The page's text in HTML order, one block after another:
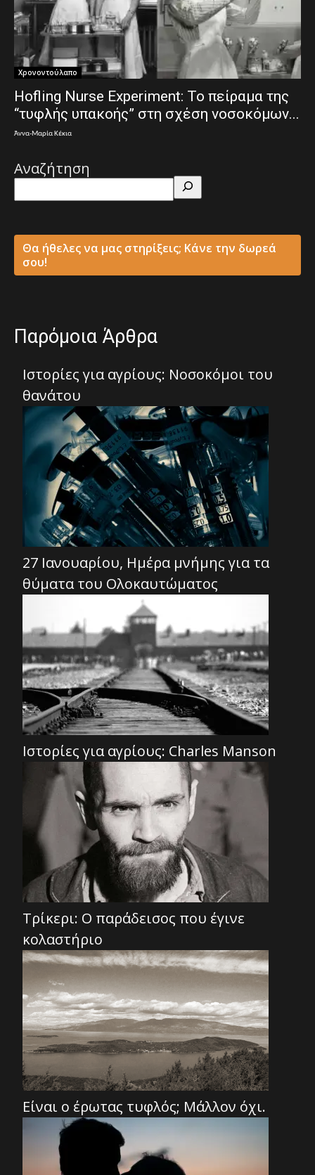
Χρονοντούλαπο
Hofling Nurse Experiment: Το πείραμα της
“τυφλής υπακοής” στη σχέση νοσοκόμων...
Άννα-Μαρία Κέκια
Αναζήτηση
Θα ήθελες να μας στηρίξεις; Κάνε την δωρεά
σου!
Παρόμοια Άρθρα
Ιστορίες για αγρίους: Νοσοκόμοι του
θανάτου
27 Ιανουαρίου, Ημέρα μνήμης για τα
θύματα του Ολοκαυτώματος
Ιστορίες για αγρίους: Charles Manson
Τρίκερι: Ο παράδεισος που έγινε
κολαστήριο
Είναι ο έρωτας τυφλός; Μάλλον όχι.